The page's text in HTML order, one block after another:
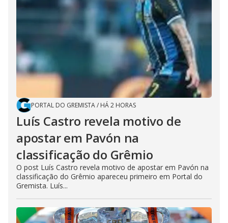
PORTAL DO GREMISTA/ HÁ 2 HORAS
Luís Castro revela motivo de
apostar em Pavón na
classificação do Grêmio
O post Luís Castro revela motivo de apostar em Pavón na
classificação do Grêmio apareceu primeiro em Portal do
Gremista. Luís...